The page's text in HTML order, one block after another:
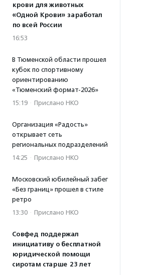
крови для животных
«Одной Крови» заработал
по всей России
16:53
В Тюменской области прошел
кубок по спортивному
ориентированию
«Тюменский формат-2026»
15:19 · Прислано НКО
Организация «Радость»
открывает сеть
региональных подразделений
14:25 · Прислано НКО
Московский юбилейный забег
«Без границ» прошел в стиле
ретро
13:30 · Прислано НКО
Совфед поддержал
инициативу о бесплатной
юридической помощи
сиротам старше 23 лет